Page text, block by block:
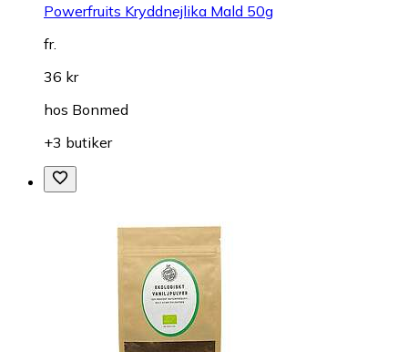
Powerfruits Kryddnejlika Mald 50g
fr.
36 kr
hos Bonmed
+3 butiker